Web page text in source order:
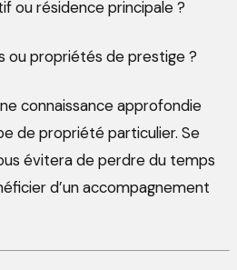
ou résidence principale ?
ou propriétés de prestige ?
connaissance approfondie
de propriété particulier. Se
évitera de perdre du temps
d’un accompagnement